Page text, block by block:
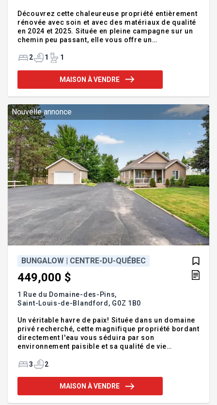
Découvrez cette chaleureuse propriété entièrement
rénovée avec soin et avec des matériaux de qualité
en 2024 et 2025. Située en pleine campagne sur un
chemin peu passant, elle vous offre un
rendez-vous. Vous y trouverez 2 chambres à
coucher, dont une chambre principale aménagée
sur la mezzanine avec salle d'eau attenante. Sous-
sol prêt à être aménagé selon vos besoins, grande
une petite plage sur la rivière Bécancour en font un
véritable havre
2 1 1
MAISON À VENDRE
Nouvelle annonce
BUNGALOW | CENTRE-DU-QUÉBEC
449,000 $
1 Rue du Domaine-des-Pins,
Saint-Louis-de-Blandford, G0Z 1B0
Un véritable havre de paix! Située dans un domaine
privé recherché, cette magnifique propriété bordant
directement l'eau vous séduira par son
environnement paisible et sa qualité de vie
complètes, un vaste sous-sol avec grande salle
stationnement, elle est idéale autant comme
résidence principale que secondaire. Profitez d'un
3 2
MAISON À VENDRE